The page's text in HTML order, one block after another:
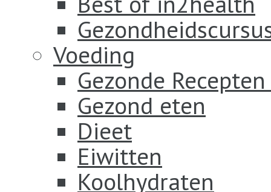
Voeding
Gezonde
Gezond eten
Dieet
Eiwitten
Koolhydraten